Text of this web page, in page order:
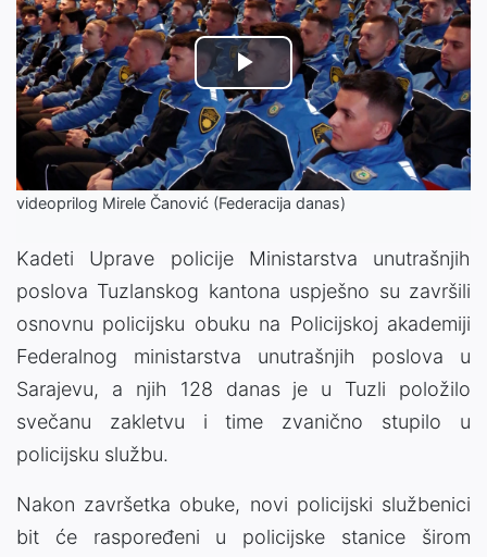
Play
Video
videoprilog Mirele Čanović (Federacija danas)
Kadeti Uprave policije Ministarstva unutrašnjih
poslova Tuzlanskog kantona uspješno su završili
osnovnu policijsku obuku na Policijskoj akademiji
Federalnog ministarstva unutrašnjih poslova u
Sarajevu, a njih 128 danas je u Tuzli položilo
svečanu zakletvu i time zvanično stupilo u
policijsku službu.
Nakon završetka obuke, novi policijski službenici
bit će raspoređeni u policijske stanice širom